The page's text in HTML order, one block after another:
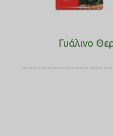
Γυάλινο